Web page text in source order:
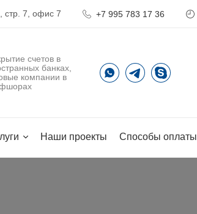
стр. 7, офис 7 +7 995 783 17 36
счетов в
банках,
компании в
Наши проекты Способы оплаты